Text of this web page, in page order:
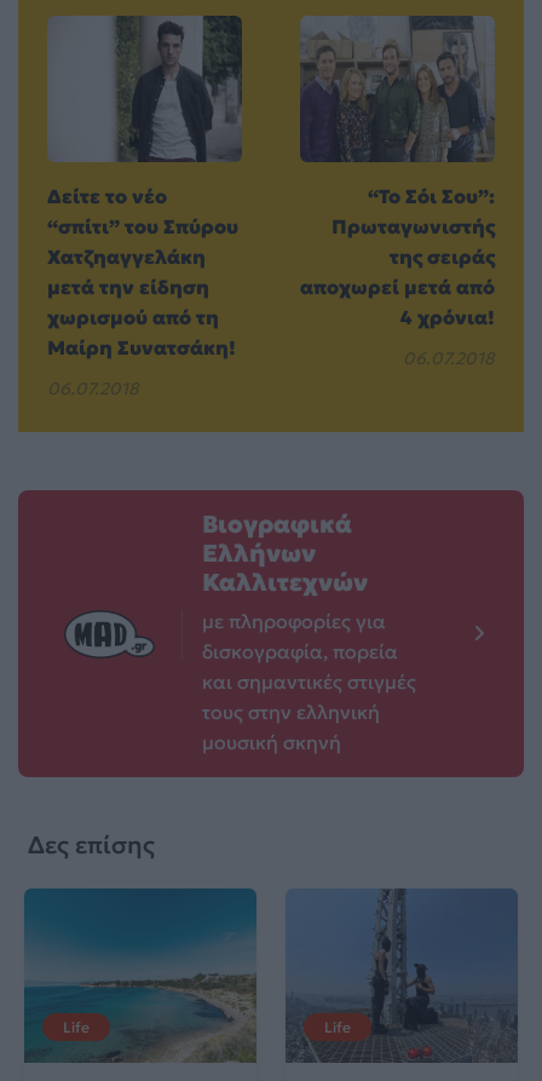
Δείτε το νέο
“σπίτι” του Σπύρου
Χατζηαγγελάκη
μετά την είδηση
χωρισμού από τη
Μαίρη Συνατσάκη!
06.07.2018
“Το Σόι Σου”:
Πρωταγωνιστής
της σειράς
αποχωρεί μετά από
4 χρόνια!
06.07.2018
Βιογραφικά
Ελλήνων
Καλλιτεχνών
με πληροφορίες για
δισκογραφία, πορεία
και σημαντικές στιγμές
τους στην ελληνική
μουσική σκηνή
Δες επίσης
Life Life